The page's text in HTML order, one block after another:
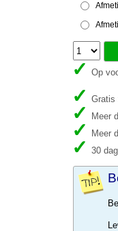
Op
Gratis
Meer
Meer
30